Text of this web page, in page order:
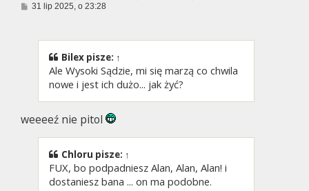
P31 lip 2025, o 23:28
Bilex pisze: ↑
Ale Wysoki Sądzie, mi się marzą co chwila
nowe i jest ich dużo... jak żyć?
weeeeź nie pitol
Chloru pisze: ↑
FUX, bo podpadniesz Alan, Alan, Alan! i
dostaniesz bana ... on ma podobne.